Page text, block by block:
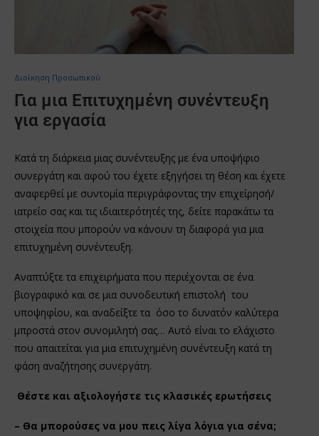
Διοίκηση Προσωπικού
Για μια Επιτυχημένη συνέντευξη
για εργασία
Κατά τη διάρκεια μιας συνέντευξης με ένα υποψήφιο
συνεργάτη και αφού του έχετε εξηγήσει τη θέση και έχετε
αναφερθεί με συντομία περιγράφοντας την επιχείρησή/
ιατρείο σας και τις ιδιαιτερότητές της, δείτε παρακάτω τα
στοιχεία που μπορούν να κάνουν τη διαφορά για μια
επιτυχημένη συνέντευξη.
Αναπτύξτε τα επιχειρήματα που περιέχονται σε ένα
βιογραφικό και σε μια συνοδευτική επιστολή του
υποψηφίου, και αναδείξτε τα όσο το δυνατόν καλύτερα
μπροστά στον συνομιλητή σας… Αυτό είναι το ελάχιστο
που απαιτείται για μια επιτυχημένη συνέντευξη κατά τη
φάση αναζήτησης συνεργάτη.
Θέστε και αξιολογήστε τις κλασικές ερωτήσεις
– Θα μπορούσες να μου πεις λίγα λόγια για σένα;